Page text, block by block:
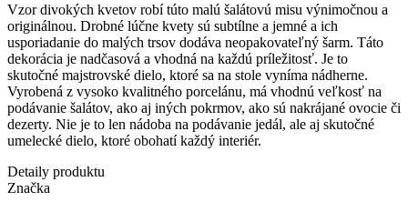
Vzor divokých kvetov robí túto malú šalátovú misu výnimočnou a
originálnou. Drobné lúčne kvety sú subtílne a jemné a ich
usporiadanie do malých trsov dodáva neopakovateľný šarm. Táto
dekorácia je nadčasová a vhodná na každú príležitosť. Je to
skutočné majstrovské dielo, ktoré sa na stole vyníma nádherne.
Vyrobená z vysoko kvalitného porcelánu, má vhodnú veľkosť na
podávanie šalátov, ako aj iných pokrmov, ako sú nakrájané ovocie či
dezerty. Nie je to len nádoba na podávanie jedál, ale aj skutočné
umelecké dielo, ktoré obohatí každý interiér.
Detaily produktu
Značka